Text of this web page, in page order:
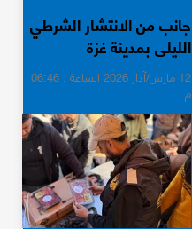
جانب من الانتشار الشرطي
الليلي بمدينة غزة
12 مارس/آذار 2026 الساعة . 06:46
م